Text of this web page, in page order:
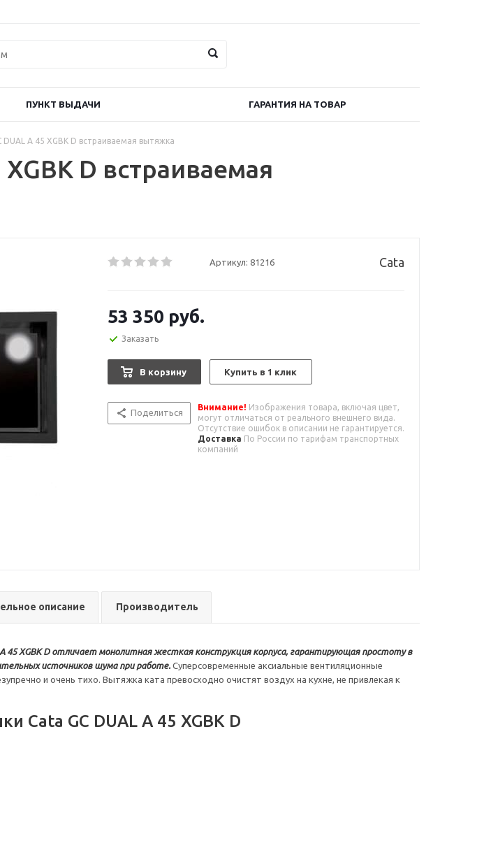
ПУНКТ ВЫДАЧИ ГАРАНТИЯ НА ТОВАР
DUAL A 45 XGBK D встраиваемая вытяжка
XGBK D встраиваемая
Артикул: 81216 Cata
53 350 руб.
Заказать
В корзину Купить в 1 клик
Поделиться
Внимание! Изображения товара, включая цвет,
могут отличаться от реального внешнего вида.
Отсутствие ошибок в описании не гарантируется.
Доставка По России по тарифам транспортных
компаний
описание Производитель
XGBK D отличает монолитная жесткая конструкция корпуса, гарантирующая простоту в
источников шума при работе. Суперсовременные аксиальные вентиляционные
и очень тихо. Вытяжка ката превосходно очистят воздух на кухне, не привлекая к
Cata GC DUAL A 45 XGBK D